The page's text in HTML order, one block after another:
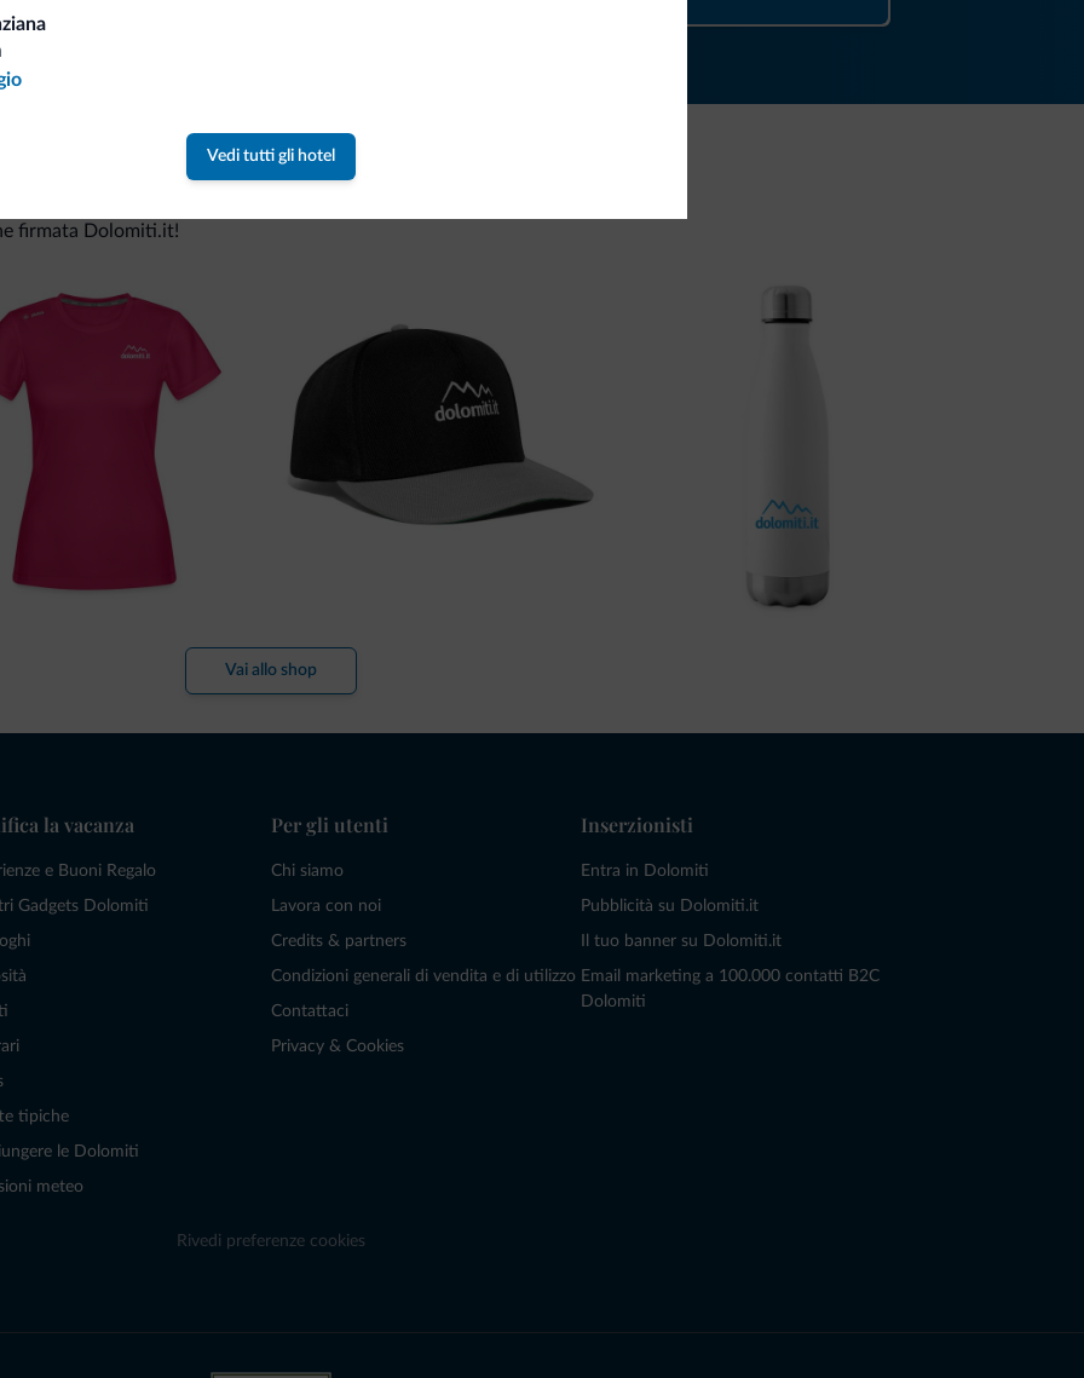
Vedi tutti gli hotel
collezione
firmata Dolomiti.it!
Vai allo shop
la vacanza
e Buoni Regalo
Gadgets Dolomiti
tipiche
le Dolomiti
meteo
Per gli utenti
Chi siamo
Lavora con noi
Credits & partners
Condizioni generali di vendita e di utilizzo
Contattaci
Privacy & Cookies
Inserzionisti
Entra in Dolomiti
Pubblicità su Dolomiti.it
Il tuo banner su Dolomiti.it
Email marketing a 100.000 contatti B2C
Dolomiti
Rivedi preferenze cookies